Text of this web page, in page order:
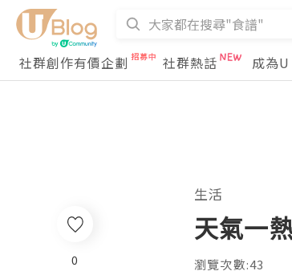
社群創作有價企劃
社群熱話 成為
生活
天氣一
瀏覽次數:43
0